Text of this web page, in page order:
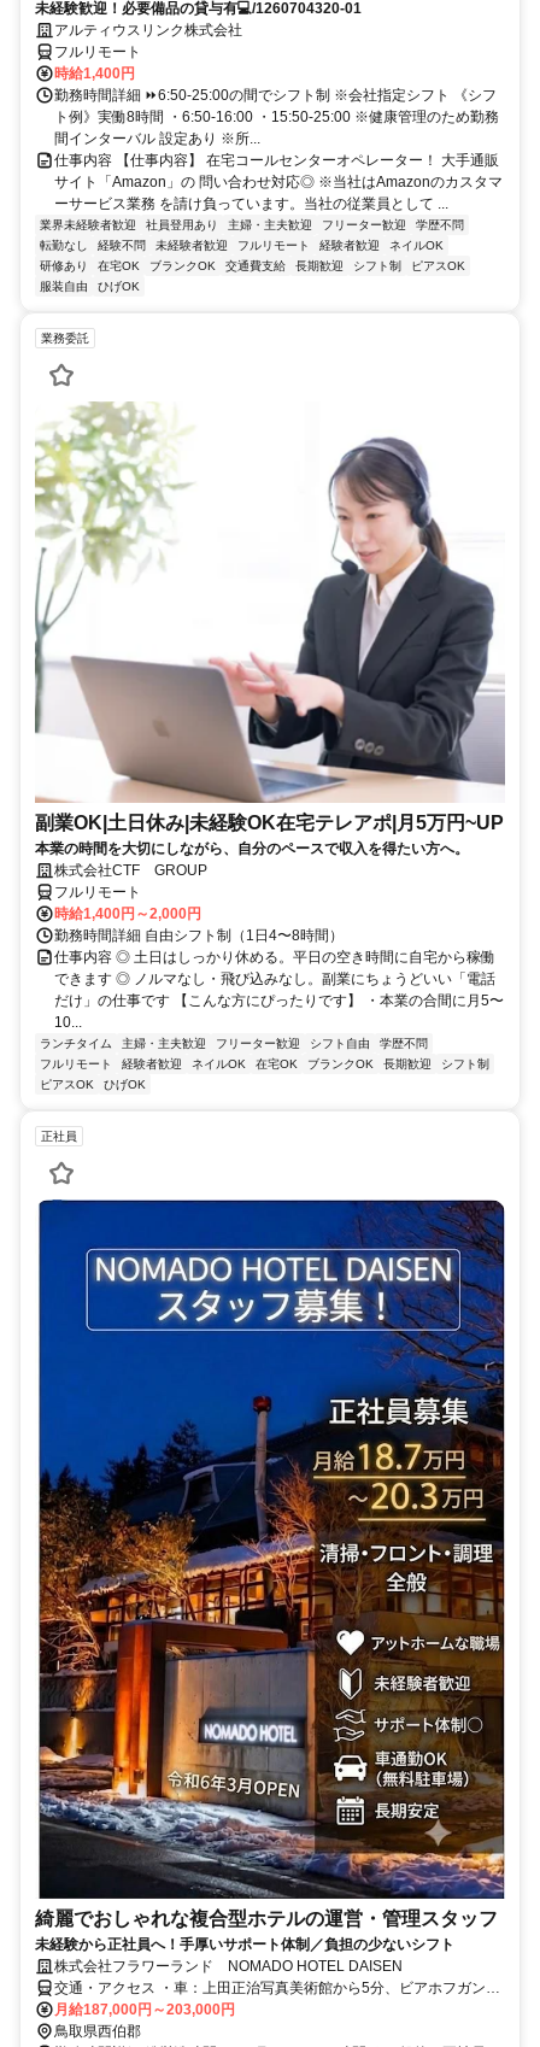
未経験歓迎！必要備品の貸与有💻/1260704320-01
アルティウスリンク株式会社
フルリモート
時給1,400円
勤務時間詳細 ⏩6:50-25:00の間でシフト制 ※会社指定シフト 《シフ
ト例》実働8時間 ・6:50-16:00 ・15:50-25:00 ※健康管理のため勤務
間インターバル 設定あり ※所...
仕事内容 【仕事内容】 在宅コールセンターオペレーター！ 大手通販
サイト「Amazon」の 問い合わせ対応◎ ※当社はAmazonのカスタマ
ーサービス業務 を請け負っています。当社の従業員として ...
業界未経験者歓迎 社員登用あり 主婦・主夫歓迎 フリーター歓迎
学歴不問
転勤なし
経験不問 未経験者歓迎 フルリモート 経験者歓迎
ネイルOK
研修あり
在宅OK ブランクOK 交通費支給 長期歓迎 シフト制
ピアスOK
服装自由
ひげOK
業務委託
副業OK|土日休み|未経験OK在宅テレアポ|月5万円~UP
本業の時間を大切にしながら、自分のペースで収入を得たい方へ。
株式会社CTF GROUP
フルリモート
時給1,400円～2,000円
勤務時間詳細 自由シフト制（1日4〜8時間）
仕事内容 ◎ 土日はしっかり休める。平日の空き時間に自宅から稼働
できます ◎ ノルマなし・飛び込みなし。副業にちょうどいい「電話
だけ」の仕事です 【こんな方にぴったりです】 ・本業の合間に月5〜
10...
ランチタイム 主婦・主夫歓迎 フリーター歓迎 シフト自由
学歴不問
フルリモート
経験者歓迎 ネイルOK 在宅OK ブランクOK 長期歓迎
シフト制
ピアスOK
ひげOK
正社員
綺麗でおしゃれな複合型ホテルの運営・管理スタッフ
未経験から正社員へ！手厚いサポート体制／負担の少ないシフト
株式会社フラワーランド NOMADO HOTEL DAISEN
交通・アクセス ・車：上田正治写真美術館から5分、ビアホフガンバ
リウスから２分 無料駐車場あり
月給187,000円～203,000円
鳥取県西伯郡